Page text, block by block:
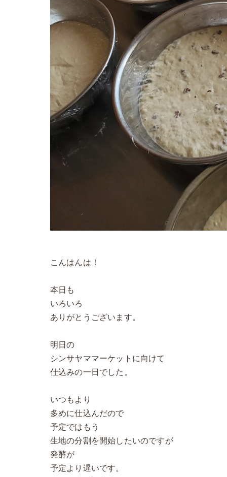
こんはんは！
本日も
いろいろ
ありがとうございます。
明日の
シンサヤママーケットに向けて
仕込みの一日でした。
いつもより
多めに仕込んだので
予定ではもう
生地の分割を開始したいのですが
発酵が
予定より遅いです。